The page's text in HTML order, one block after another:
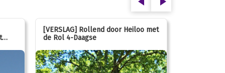
[VERSLAG] Rollend door Heiloo met
de Rol 4-Daagse